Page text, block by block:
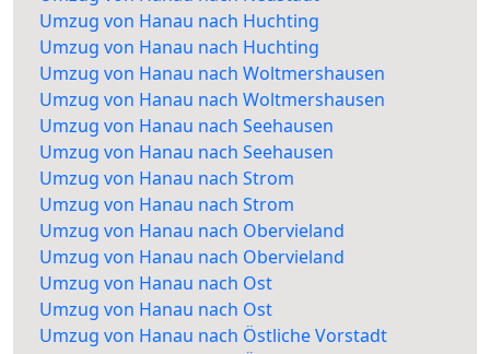
Umzug von Hanau nach Huchting
Umzug von Hanau nach Huchting
Umzug von Hanau nach Woltmershausen
Umzug von Hanau nach Woltmershausen
Umzug von Hanau nach Seehausen
Umzug von Hanau nach Seehausen
Umzug von Hanau nach Strom
Umzug von Hanau nach Strom
Umzug von Hanau nach Obervieland
Umzug von Hanau nach Obervieland
Umzug von Hanau nach Ost
Umzug von Hanau nach Ost
Umzug von Hanau nach Östliche Vorstadt